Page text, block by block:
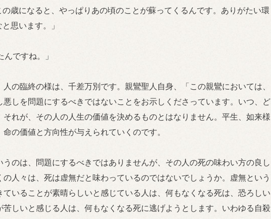
歳になると、やっぱりあの頃のことが蘇ってくるんです。ありがたい環
思います。」
ですね。」
の臨終の様は、千差万別です。親鸞聖人自身、「この親鸞においては、
しを問題にするべきではないことをお示しくださっています。いつ、ど
れが、その人の人生の価値を決めるものとはなりません。平生、如来様
の価値と方向性が与えられていくのです。
のは、問題にするべきではありませんが、その人の死の味わい方の良し
人々は、死は虚無だと味わっているのではないでしょうか。虚無という
いることが素晴らしいと感じている人は、何もなくなる死は、恐ろしい
しいと感じる人は、何もなくなる死に逃げようとします。いわゆる自殺